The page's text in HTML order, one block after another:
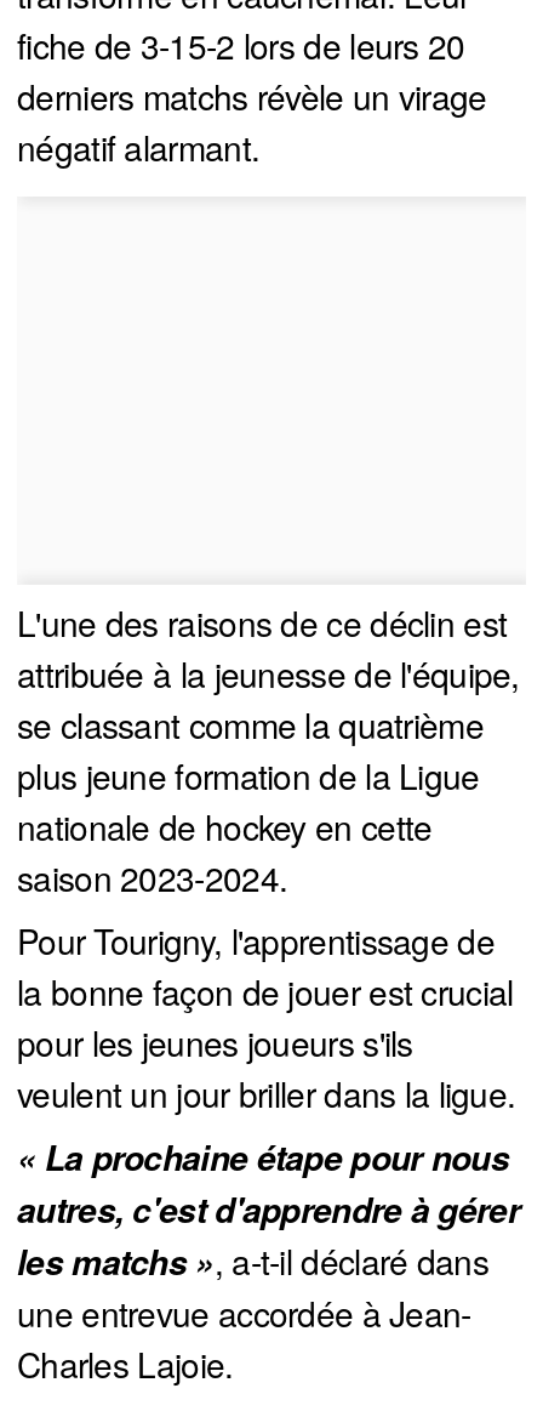
fiche de 3-15-2 lors de leurs 20
derniers matchs révèle un virage
négatif alarmant.
L'une des raisons de ce déclin est
attribuée à la jeunesse de l'équipe,
se classant comme la quatrième
plus jeune formation de la Ligue
nationale de hockey en cette
saison 2023-2024.
Pour Tourigny, l'apprentissage de
la bonne façon de jouer est crucial
pour les jeunes joueurs s'ils
veulent un jour briller dans la ligue.
« La prochaine étape pour nous
autres, c'est d'apprendre à gérer
les matchs », a-t-il déclaré dans
une entrevue accordée à Jean-
Charles Lajoie.